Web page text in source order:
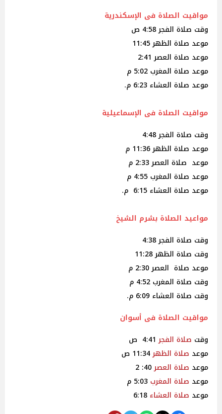
مواقيت الصلاة فى الإسكندرية
وقت صلاة الفجر 4:58 ص
موعد صلاة الظهر 11:45
موعد صلاة العصر 2:41
موعد صلاة المغرب 5:02 م
موعد صلاة العشاء 6:23 م.
مواقيت الصلاة فى الإسماعيلية
وقت صلاة الفجر 4:48
موعد صلاة الظهر 11:36 م
موعد صلاة العصر 2:33 م
موعد صلاة المغرب 4:55 م
موعد صلاة العشاء 6:15 م.
مواعيد الصلاة بشرم الشيخ
وقت صلاة الفجر 4:38
وقت صلاة الظهر 11:28
موعد صلاة العصر 2:30 م
وقت صلاة المغرب 4:52 م
وقت صلاة العشاء 6:09 م.
مواقيت الصلاة فى أسوان
وقت صلاة الفجر4:41 ص
موعد صلاة الظهر11:34 ص
موعد صلاة العصر40: 2
موعد صلاة المغرب
موعد صلاة العشاء